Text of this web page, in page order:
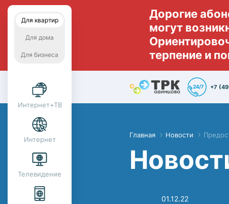
Дорогие
могут
терпение и
Для квартир
Для дома
Для бизнеса
Интернет+ТВ
Интернет
Телевидение
+7
Главная Новости
01.12.22